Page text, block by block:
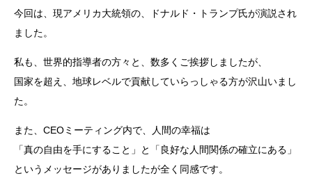
今回は、現アメリカ大統領の、ドナルド・トランプ氏が演説され
ました。
私も、世界的指導者の方々と、数多くご挨拶しましたが、
国家を超え、地球レベルで貢献していらっしゃる方が沢山いまし
た。
また、CEOミーティング内で、人間の幸福は
「真の自由を手にすること」と「良好な人間関係の確立にある」
というメッセージがありましたが全く同感です。